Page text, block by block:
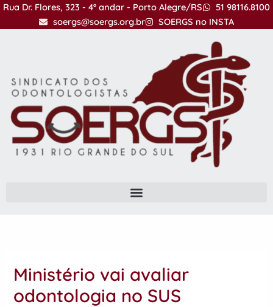
IrRua Dr. Flores, 323 - 4º andar - Porto Alegre/RS
51 98116.8100
soergs@soergs.org.br
SOERGS no INSTA
Ministério vai avaliar
odontologia no SUS